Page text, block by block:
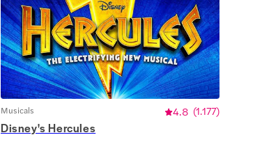
Musicals 4.8 (1.177)
Disney's Hercules